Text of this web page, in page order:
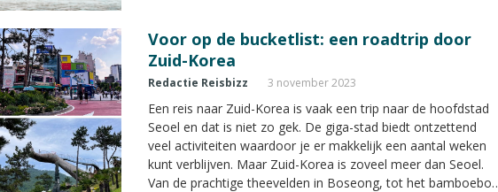
Voor op de bucketlist: een roadtrip door
Zuid-Korea
Redactie Reisbizz 3 november 2023
Een reis naar Zuid-Korea is vaak een trip naar de hoofdstad
Seoel en dat is niet zo gek. De giga-stad biedt ontzettend
veel activiteiten waardoor je er makkelijk een aantal weken
kunt verblijven. Maar Zuid-Korea is zoveel meer dan Seoel.
Van de prachtige theevelden in Boseong, tot het bamboebos